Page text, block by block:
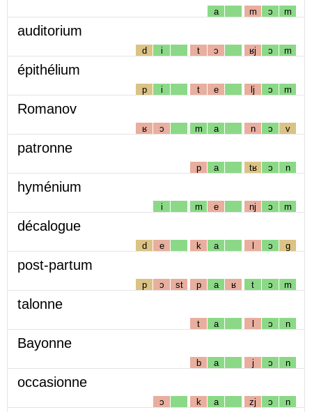
a m ɔ m
auditorium
d i t ɔ ʁj ɔ m
épithélium
p i t e lj ɔ m
Romanov
ʁ ɔ m a n ɔ v
patronne
p a tʁ ɔ n
hyménium
i m e nj ɔ m
décalogue
d e k a l ɔ g
post-partum
p ɔ st p a ʁ t ɔ m
talonne
t a l ɔ n
Bayonne
b a j ɔ n
occasionne
ɔ k a zj ɔ n